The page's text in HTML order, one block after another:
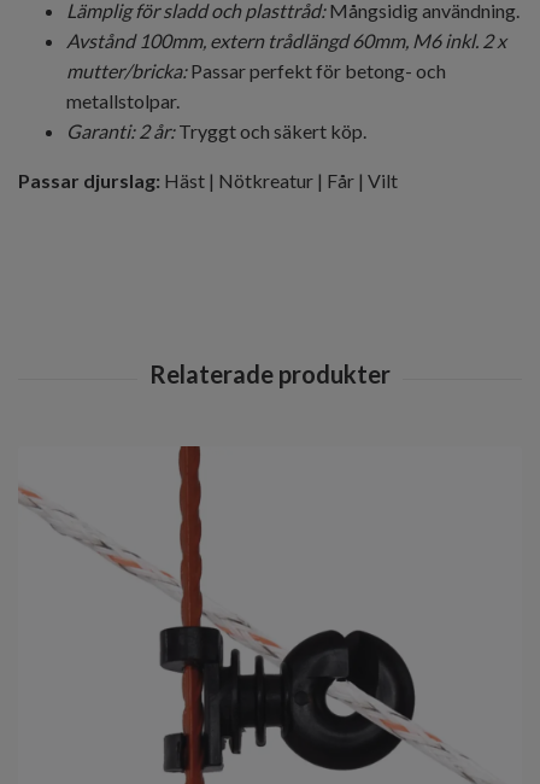
Lämplig för sladd och plasttråd:Mångsidig användning.
Avstånd 100mm, extern trådlängd 60mm, M6 inkl. 2 x
mutter/bricka: Passar perfekt för betong- och
metallstolpar.
Garanti: 2 år:Tryggt och säkert köp.
Passar djurslag: Häst | Nötkreatur | Får | Vilt